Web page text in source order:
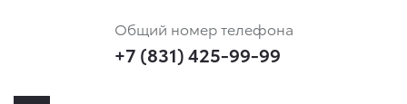
Общий номер телефона
+7 (831) 425-99-99